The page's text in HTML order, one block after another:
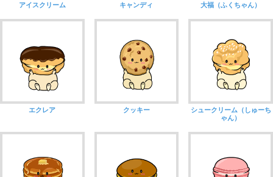
アイスクリーム キャンディ 大福（ふくちゃん）
エクレア クッキー
シュークリーム（しゅーち
ゃん）